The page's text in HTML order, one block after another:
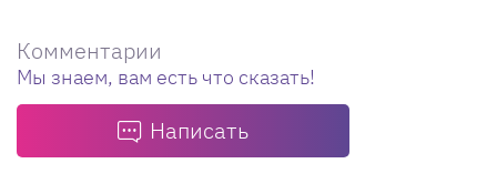
Комментарии
Мы знаем, вам есть что сказать!
Написать